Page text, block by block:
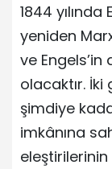
1844
yeniden
ve Engels’in
olacaktır.
şimdiye
imkânına
eleştirilerinin